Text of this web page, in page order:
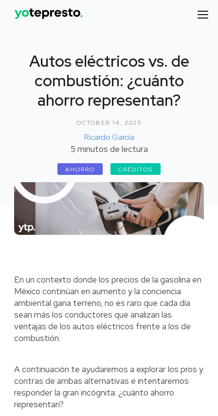
Autos eléctricos vs. de
combustión: ¿cuánto
ahorro representan?
OCTOBER 14, 2025
Ricardo García
5 minutos de lectura
AHORRO CRÉDITOS
En un contexto donde los precios de la gasolina en
México continúan en aumento y la conciencia
ambiental gana terreno, no es raro que cada día
sean más los conductores que analizan las
ventajas de los autos eléctricos frente a los de
combustión.
A continuación te ayudaremos a explorar los pros y
contras de ambas alternativas e intentaremos
responder la gran incógnita: ¿cuánto ahorro
representan?